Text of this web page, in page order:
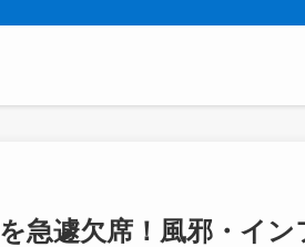
急遽欠席！風邪・イ